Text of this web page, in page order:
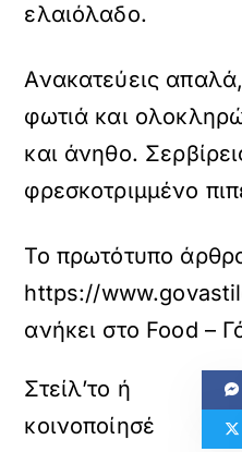
ελαιόλαδο.
Ανακατεύεις
φωτιά και
και άνηθο.
φρεσκοτριμμένο
Το πρωτότυπο
https://
ανήκει στο Food –